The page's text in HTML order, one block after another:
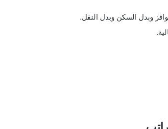
وبدل السكن وبدل النقل.